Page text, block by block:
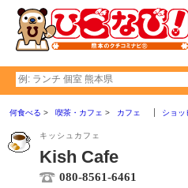
何食べる 喫茶・カフェ カフェ ショッ
キッシュカフェ
Kish Cafe
080-8561-6461